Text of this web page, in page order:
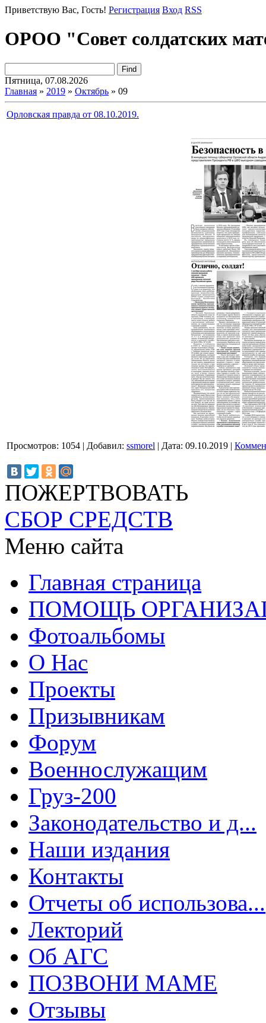
Приветствую Вас, Гость! Регистрация Вход RSS
ОРОО "Совет солдатских
Пятница, 07.08.2026
Главная » 2019 » Октябрь » 09
Орловская правда от 08.10.2019.
Просмотров: 1054 | Добавил: ssmorel | Дата: 09.10.2019 |
ПОЖЕРТВОВАТЬ
СБОР СРЕДСТВ
Меню сайта
Главная страница
ПОМОЩЬ
Фотоальбомы
О Нас
Проекты
Призывникам
Форум
Военнослужащим
Груз-200
Законодательство и д...
Наши издания
Контакты
Отчеты об использова...
Лекторий
Об АГС
ПОЗВОНИ МАМЕ
Отзывы